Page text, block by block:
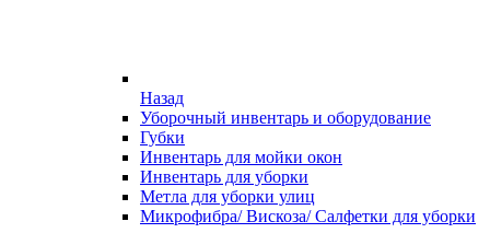
Назад
Уборочный инвентарь и оборудование
Губки
Инвентарь для мойки окон
Инвентарь для уборки
Метла для уборки улиц
Микрофибра/ Вискоза/ Салфетки для уборки